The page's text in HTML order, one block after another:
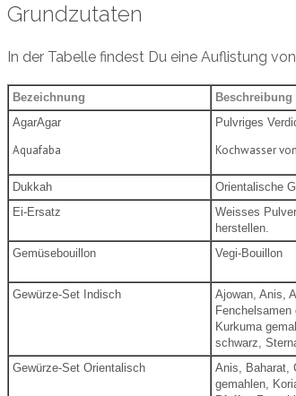
Grundzutaten
In der Tabelle findest Du eine Auflistung
Bezeichnung Beschreibung
AgarAgar
Aquafaba
Pulvriges
Kochwasser
Dukkah Orientalische
Ei-Ersatz
Weisses
herstellen.
Gemüsebouillon
Vegi-Bouillon
Gewürze-Set Indisch
Ajowan, Anis,
Kurkuma
schwarz,
Gewürze-Set Orientalisch
Anis, Baharat,
gemahlen,